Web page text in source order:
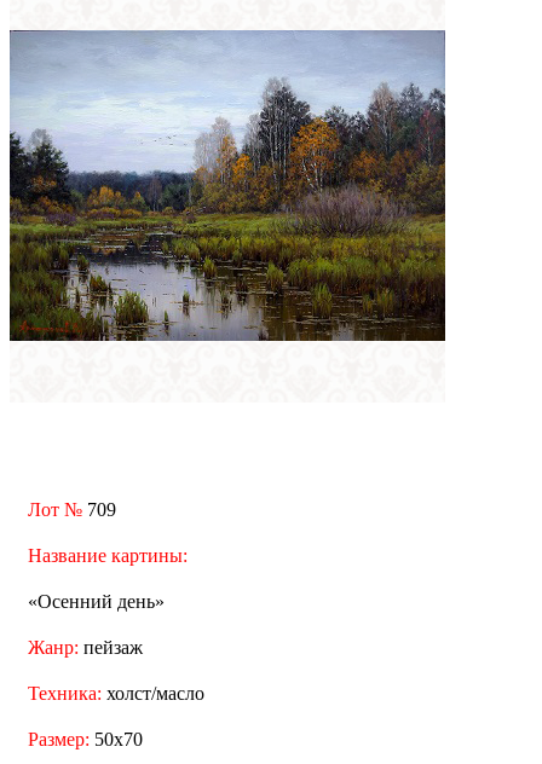
Лот № 709
Название картины:
«Осенний день»
Жанр: пейзаж
Техника: холст/масло
Размер: 50x70